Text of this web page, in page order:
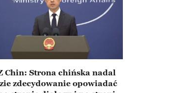
Chin: Strona chińska nadal
zdecydowanie opowiadać